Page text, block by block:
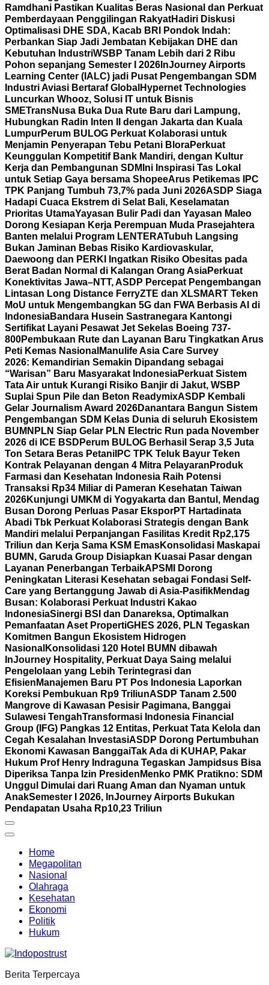
Ramdhani Pastikan Kualitas Beras Nasional dan Perkuat
Pemberdayaan Penggilingan RakyatHadiri Diskusi
Optimalisasi DHE SDA, Kacab BRI Pondok Indah:
Perbankan Siap Jadi Jembatan Kebijakan DHE dan
Kebutuhan IndustriWSBP Tanam Lebih dari 2 Ribu
Pohon sepanjang Semester I 2026 InJourney Airports
Learning Center (IALC) jadi Pusat Pengembangan SDM
Industri Aviasi Bertaraf Global Hypernet Technologies
Luncurkan Whooz, Solusi IT untuk Bisnis
SMETransNusa Buka Dua Rute Baru dari Lampung,
Hubungkan Radin Inten II dengan Jakarta dan Kuala
LumpurPerum BULOG Perkuat Kolaborasi untuk
Menjamin Penyerapan Tebu Petani BloraPerkuat
Keunggulan Kompetitif Bank Mandiri, dengan Kultur
Kerja dan Pembangunan SDM Ini Inspirasi Tas Lokal
untuk Setiap Gaya bersama ShopeeArus Petikemas IPC
TPK Panjang Tumbuh 73,7% pada Juni 2026ASDP Siaga
Hadapi Cuaca Ekstrem di Selat Bali, Keselamatan
Prioritas UtamaYayasan Bulir Padi dan Yayasan Maleo
Dorong Kesiapan Kerja Perempuan Muda Prasejahtera
Banten melalui Program LENTERATubuh Langsing
Bukan Jaminan Bebas Risiko Kardiovaskular,
Daewoong dan PERKI Ingatkan Risiko Obesitas pada
Berat Badan Normal di Kalangan Orang AsiaPerkuat
Konektivitas Jawa–NTT, ASDP Percepat Pengembangan
Lintasan Long Distance FerryZTE dan XLSMART Teken
MoU untuk Mengembangkan 5G dan FWA Berbasis AI di
IndonesiaBandara Husein Sastranegara Kantongi
Sertifikat Layani Pesawat Jet Sekelas Boeing 737-
800Pembukaan Rute dan Layanan Baru Tingkatkan Arus
Peti Kemas Nasional Manulife Asia Care Survey
2026: Kemandirian Semakin Dipandang sebagai
“Warisan” Baru Masyarakat IndonesiaPerkuat Sistem
Tata Air untuk Kurangi Risiko Banjir di Jakut, WSBP
Suplai Spun Pile dan Beton ReadymixASDP Kembali
Gelar Journalism Award 2026Danantara Bangun Sistem
Pengembangan SDM Kelas Dunia di seluruh Ekosistem
BUMN PLN Siap Gelar PLN Electric Run pada November
2026 di ICE BSD Perum BULOG Berhasil Serap 3,5 Juta
Ton Setara Beras Petani IPC TPK Teluk Bayur Teken
Kontrak Pelayanan dengan 4 Mitra Pelayaran Produk
Farmasi dan Kesehatan Indonesia Raih Potensi
Transaksi Rp34 Miliar di Pameran Kesehatan Taiwan
2026Kunjungi UMKM di Yogyakarta dan Bantul, Mendag
Busan Dorong Perluas Pasar EksporPT Hartadinata
Abadi Tbk Perkuat Kolaborasi Strategis dengan Bank
Mandiri melalui Perpanjangan Fasilitas Kredit Rp2,175
Triliun dan Kerja Sama KSM EmasKonsolidasi Maskapai
BUMN, Garuda Group Disiapkan Kuasai Pasar dengan
Layanan Penerbangan TerbaikAPSMI Dorong
Peningkatan Literasi Kesehatan sebagai Fondasi Self-
Care yang Bertanggung Jawab di Asia-PasifikMendag
Busan: Kolaborasi Perkuat Industri Kakao
IndonesiaSinergi BSI dan Danareksa, Optimalkan
Pemanfaatan Aset PropertiGHES 2026, PLN Tegaskan
Komitmen Bangun Ekosistem Hidrogen
Nasional Konsolidasi 120 Hotel BUMN dibawah
InJourney Hospitality, Perkuat Daya Saing melalui
Pengelolaan yang Lebih Terintegrasi dan
Efisien Manajemen Baru PT Pos Indonesia Laporkan
Koreksi Pembukuan Rp9 TriliunASDP Tanam 2.500
Mangrove di Kawasan Pesisir Pagimana, Banggai
Sulawesi TengahTransformasi Indonesia Financial
Group (IFG) Pangkas 12 Entitas, Perkuat Tata Kelola dan
Cegah Kesalahan InvestasiASDP Dorong Pertumbuhan
Ekonomi Kawasan BanggaiTak Ada di KUHAP, Pakar
Hukum Prof Henry Indraguna Tegaskan Jampidsus Bisa
Diperiksa Tanpa Izin Presiden Menko PMK Pratikno: SDM
Unggul Dimulai dari Ruang Aman dan Nyaman untuk
AnakSemester I 2026, InJourney Airports Bukukan
Pendapatan Usaha Rp10,23 Triliun
Home
Megapolitan
Nasional
Olahraga
Kesehatan
Ekonomi
Politik
Hukum
Berita Terpercaya